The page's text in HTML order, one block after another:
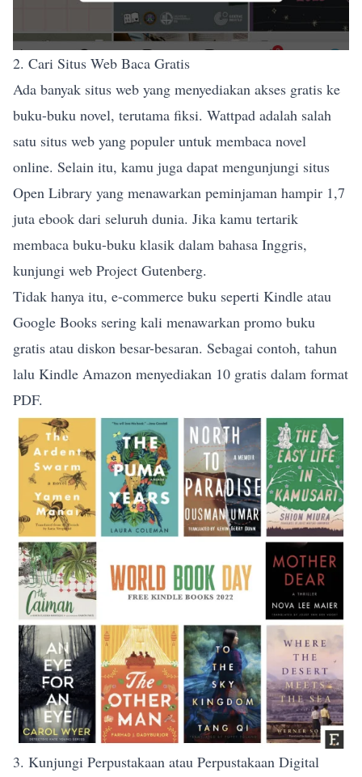
2. Cari Situs Web Baca Gratis
Ada banyak situs web yang menyediakan akses gratis ke
buku-buku novel, terutama fiksi. Wattpad adalah salah
satu situs web yang populer untuk membaca novel
online. Selain itu, kamu juga dapat mengunjungi situs
Open Library yang menawarkan peminjaman hampir 1,7
juta ebook dari seluruh dunia. Jika kamu tertarik
membaca buku-buku klasik dalam bahasa Inggris,
kunjungi web Project Gutenberg.
Tidak hanya itu, e-commerce buku seperti Kindle atau
Google Books sering kali menawarkan promo buku
gratis atau diskon besar-besaran. Sebagai contoh, tahun
lalu Kindle Amazon menyediakan 10 gratis dalam format
PDF.
3. Kunjungi Perpustakaan atau Perpustakaan Digital